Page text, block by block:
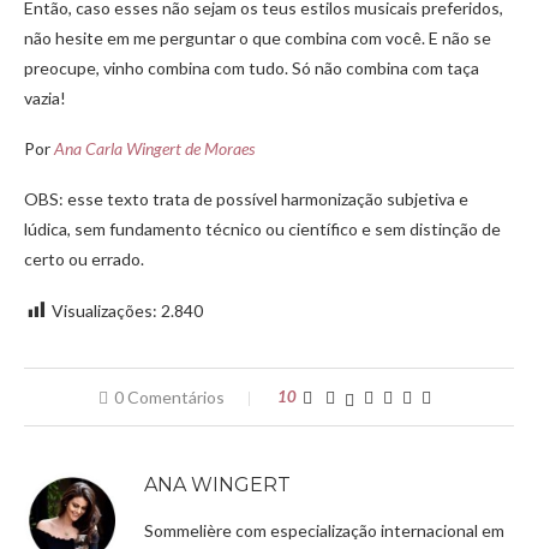
Então, caso esses não sejam os teus estilos musicais preferidos,
não hesite em me perguntar o que combina com você. E não se
preocupe, vinho combina com tudo. Só não combina com taça
vazia!
PorAna Carla Wingert de Moraes
OBS: esse texto trata de possível harmonização subjetiva e
lúdica, sem fundamento técnico ou científico e sem distinção de
certo ou errado.
Visualizações: 2.840
0 Comentários 10
ANA WINGERT
Sommelière com especialização internacional em